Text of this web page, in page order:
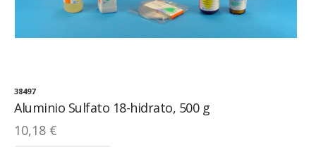
38497
Aluminio Sulfato 18-hidrato, 500 g
10,18 €